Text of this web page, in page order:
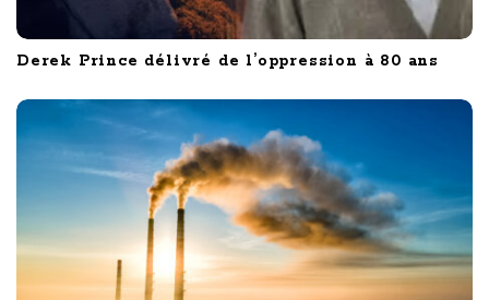
Derek Prince délivré de l’oppression à 80 ans